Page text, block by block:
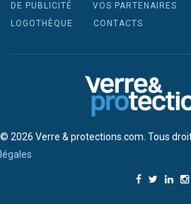
DE PUBLICITÉ
VOS PARTENAIRES
LOGOTHÈQUE
CONTACTS
© 2026 Verre & protections.com. Tous
légales